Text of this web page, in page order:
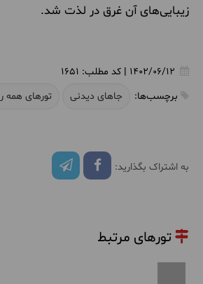
زیبایی‌های آن غرق در لذت شد.
1402/06/12 کد مطلب: 1651
برچسب‌ها:
جاهای دیدنی تورهای همه
به اشتراک بگذارید:
تورهای مرتبط